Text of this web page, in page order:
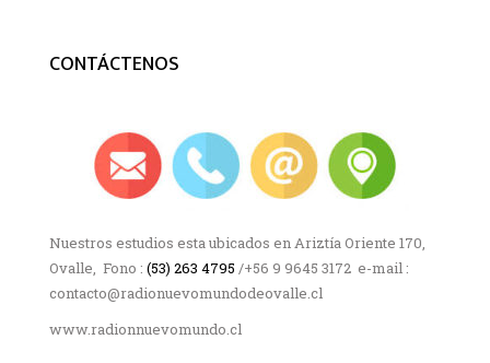
CONTÁCTENOS
Nuestros estudios esta ubicados en Ariztía Oriente 170,
Ovalle, Fono : (53) 263 4795 /+56 9 9645 3172 e-mail :
contacto@radionuevomundodeovalle.cl
www.radionnuevomundo.cl